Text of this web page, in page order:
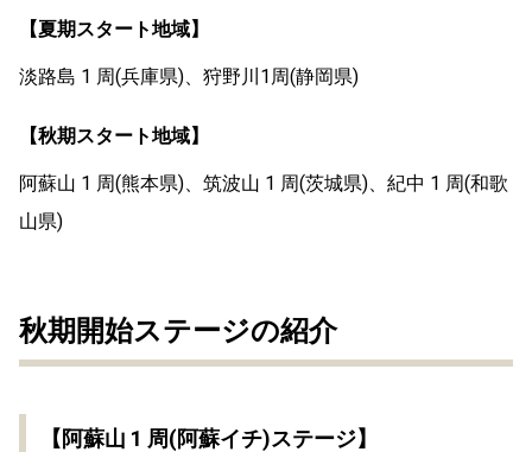
【夏期スタート地域】
淡路島 1 周(兵庫県)、狩野川1周(静岡県)
【秋期スタート地域】
阿蘇山 1 周(熊本県)、筑波山 1 周(茨城県)、紀中 1 周(和歌
山県)
秋期開始ステージの紹介
【阿蘇山 1 周(阿蘇イチ)ステージ】